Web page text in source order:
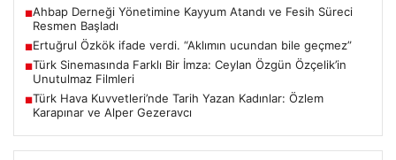
■Ahbap Derneği Yönetimine Kayyum Atandı ve Fesih Süreci
Resmen Başladı
■Ertuğrul Özkök ifade verdi. “Aklımın ucundan bile geçmez”
■Türk Sinemasında Farklı Bir İmza: Ceylan Özgün Özçelik’in
Unutulmaz Filmleri
■Türk Hava Kuvvetleri’nde Tarih Yazan Kadınlar: Özlem
Karapınar ve Alper Gezeravcı